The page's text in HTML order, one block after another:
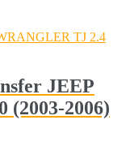
JEEP
(2003-2006)